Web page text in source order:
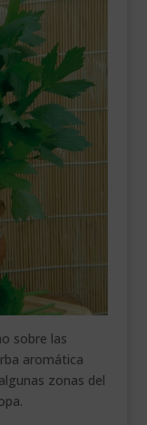
sobre las
aromática
zonas del